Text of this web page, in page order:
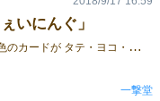
いにんぐ」
ベ
ーシックルールは同じ色のカードが タテ・ヨコ・ナナメに揃ったらカードをゲット！ ゲーム終了時に一番多くカードをゲットした人の勝ち♪ 基本ルールは幼い子も高齢の方も一緒に遊べます。 「色が揃った！」「こっちも消えた！」「連鎖が気持ち良い..!!」 ルール説明は並べ方の諸注意を含めても1〜2分でわかりやすく ゲーム自体もサクッと10分ほどで遊べるので、 ボードゲーム会に持って行ったり・ボードゲームが遊べるお店でも勧めやすい！ ご家庭で家族や友人とトランプで遊ぶ時のように気軽に遊べます。 それだけじゃ物足りない！ 「リバースルール」は運だけではありません。 カードの並べ方は基本ルールと同じですが、 ゲーム終了時にゲットしたカードの枚数が一番少ない人の勝ち♪ 連鎖をすると、最初の１組目以外のカードを 他のプレイヤーにマイナス点として押し付ける事ができます。 他プレイヤーは敵ではありますが、協力して大連鎖の”タネ”を作っていきます。 「いま消すか？」「消したいけど手札に良いカードがない！」 リバースルールは少し難しいので、 既存のボードゲームプレイヤーさんも楽しめるかと思います。 さらにゲームが面白くなる「発展ルール」があります！！ 基本の動きは変えずに、好きな遊び方を見つけていただければと思います。 カードゲーム「ちぇいにんぐ」 ボードゲーマ amazon
一撃堂